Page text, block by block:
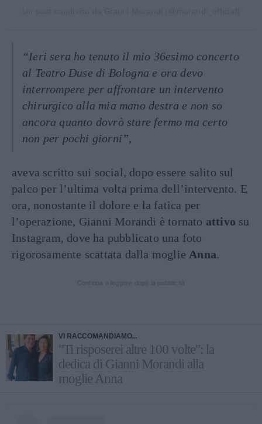
“Ieri sera ho tenuto il mio 36esimo concerto
al Teatro Duse di Bologna e ora devo
interrompere per affrontare un intervento
chirurgico alla mia mano destra e non so
ancora quanto dovrò stare fermo ma certo
non per pochi giorni”,
aveva scritto sui social, dopo essere salito sul
palco per l’ultima volta prima dell’intervento. E
ora, nonostante il dolore e la fatica per
l’operazione, Gianni Morandi è tornato attivo su
Instagram, dove ha pubblicato una foto
rigorosamente scattata dalla moglie Anna.
VI RACCOMANDIAMO...
"Ti risposerei altre 100 volte": la
dedica di Gianni Morandi alla
moglie Anna